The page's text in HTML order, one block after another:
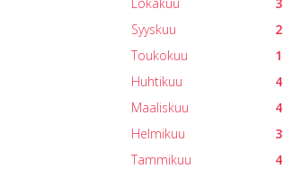
2
Syyskuu
1
Toukokuu
4
Huhtikuu
4
Maaliskuu
3
Helmikuu
4
Tammikuu